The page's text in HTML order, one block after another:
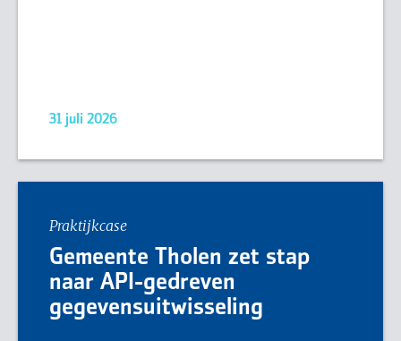
31 juli 2026
Praktijkcase
Gemeente Tholen zet stap
naar API-gedreven
gegevensuitwisseling